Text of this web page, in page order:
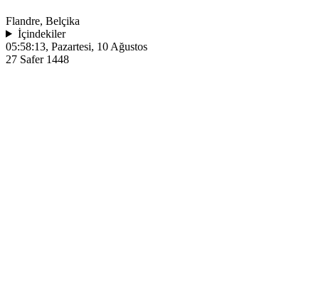
Flandre, Belçika
İçindekiler
05:58:13, Pazartesi, 10 Ağustos
27 Safer 1448